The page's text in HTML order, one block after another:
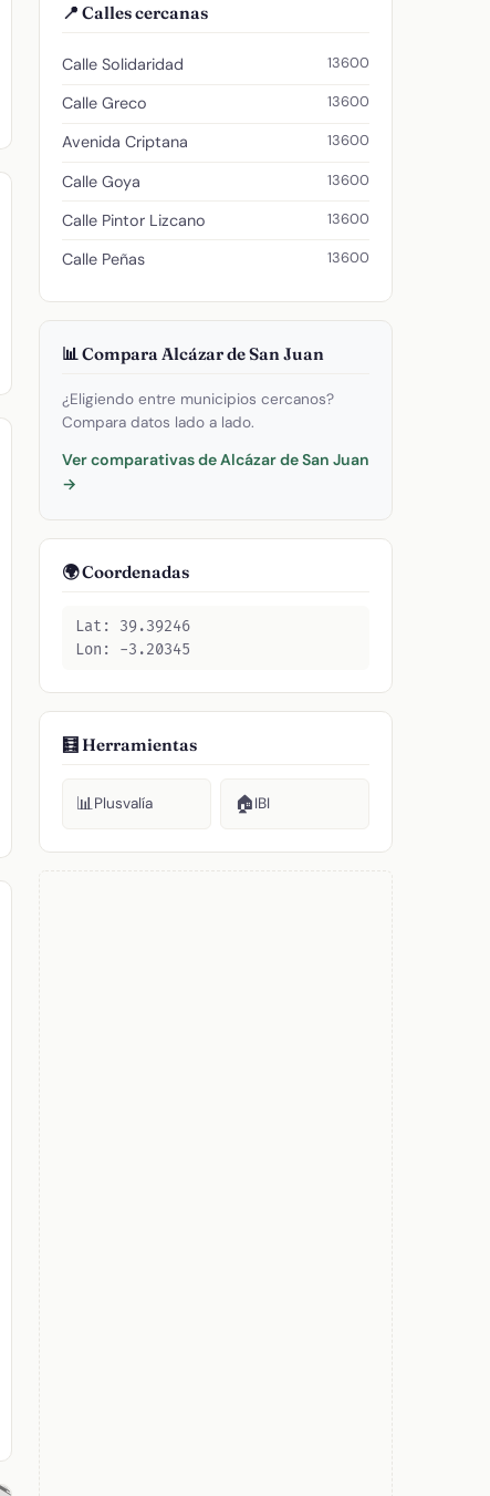
📍 Calles cercanas
Calle Solidaridad 13600
Calle Greco 13600
Avenida Criptana 13600
Calle Goya 13600
Calle Pintor Lizcano 13600
Calle Peñas 13600
📊 Compara Alcázar de San Juan
¿Eligiendo entre municipios cercanos?
Compara datos lado a lado.
Ver comparativas de Alcázar de San Juan
→
🌍 Coordenadas
Lat: 39.39246
Lon: -3.20345
🧮 Herramientas
📊Plusvalía 🏠IBI